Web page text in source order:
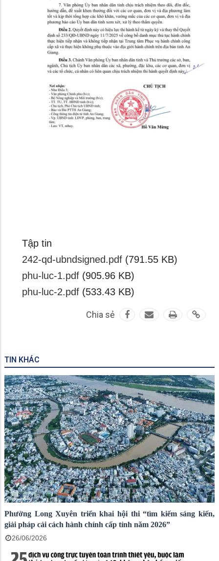
Tập tin
242-qd-ubndsigned.pdf (791.55 KB)
phu-luc-1.pdf (905.96 KB)
phu-luc-2.pdf (533.43 KB)
Chia sẻ
TIN KHÁC
Phường Long Xuyên triển khai hội thi “tìm kiếm sáng kiến,
giải pháp cải cách hành chính cấp tỉnh năm 2026”
26/06/2026